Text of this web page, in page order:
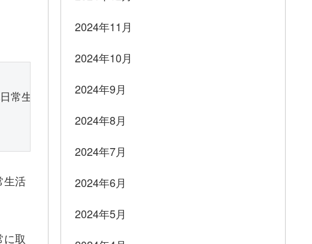
生活に関する行為については、この限りでない。
生活
に取
2024年11月
2024年10月
2024年9月
2024年8月
2024年7月
2024年6月
2024年5月